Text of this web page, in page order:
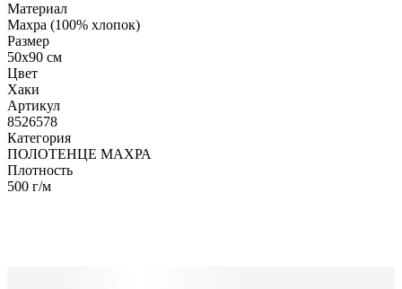
Материал
Махра (100% хлопок)
Размер
50х90 см
Цвет
Хаки
Артикул
8526578
Категория
ПОЛОТЕНЦЕ МАХРА
Плотность
500 г/м